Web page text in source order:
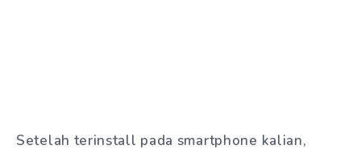
Setelah terinstall pada smartphone kalian,